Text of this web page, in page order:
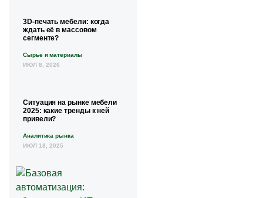
3D-печать мебели: когда
ждать её в массовом
сегменте?
Сырье и материалы
ИЮЛ 8, 2026
Ситуация на рынке мебели
2025: какие тренды к ней
привели?
Аналитика рынка
ИЮЛ 18, 2025